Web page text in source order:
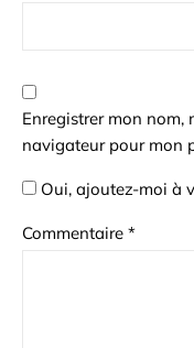
Enregistrer mon nom,
navigateur pour mon
Oui, ajoutez-moi à
Commentaire *